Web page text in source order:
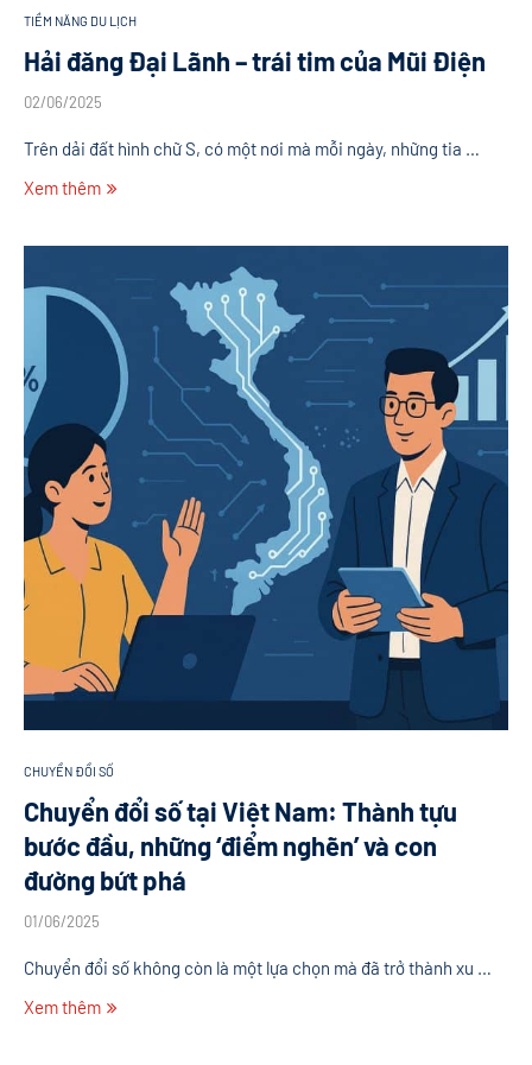
TIỀM NĂNG DU LỊCH
Hải đăng Đại Lãnh – trái tim của Mũi Điện
02/06/2025
Trên dải đất hình chữ S, có một nơi mà mỗi ngày, những tia …
Xem thêm
CHUYỂN ĐỔI SỐ
Chuyển đổi số tại Việt Nam: Thành tựu
bước đầu, những ‘điểm nghẽn’ và con
đường bứt phá
01/06/2025
Chuyển đổi số không còn là một lựa chọn mà đã trở thành xu …
Xem thêm